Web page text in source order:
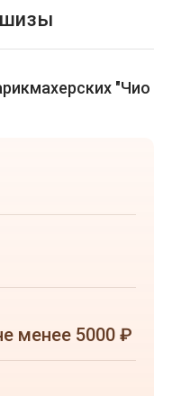
"Чио
менее 5000 ₽